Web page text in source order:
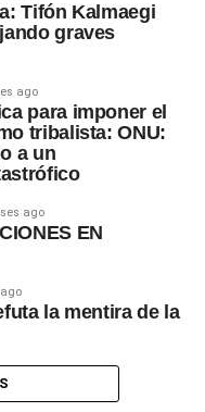
Tifón Kalmaegi
graves
ago
para imponer el
tribalista: ONU:
a un
ago
EN
la mentira de la